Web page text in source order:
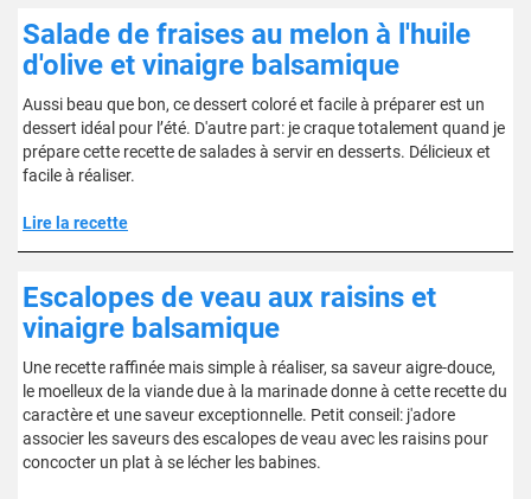
Salade de fraises au melon à l'huile
d'olive et vinaigre balsamique
Aussi beau que bon, ce dessert coloré et facile à préparer est un
dessert idéal pour l’été. D'autre part: je craque totalement quand je
prépare cette recette de salades à servir en desserts. Délicieux et
facile à réaliser.
Lire la recette
Escalopes de veau aux raisins et
vinaigre balsamique
Une recette raffinée mais simple à réaliser, sa saveur aigre-douce,
le moelleux de la viande due à la marinade donne à cette recette du
caractère et une saveur exceptionnelle. Petit conseil: j'adore
associer les saveurs des escalopes de veau avec les raisins pour
concocter un plat à se lécher les babines.